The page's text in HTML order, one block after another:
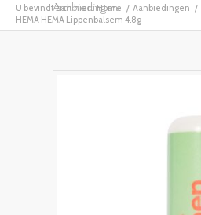
Aanbiedingen
U bevindt zich hier: Home / Aanbiedingen /
HEMA HEMA Lippenbalsem 4.8g